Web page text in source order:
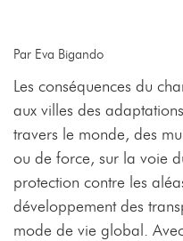
Par Eva Bigando
Les conséquences du
aux villes des
travers le monde, des
ou de force, sur la voie
protection contre les
développement des
mode de vie global.